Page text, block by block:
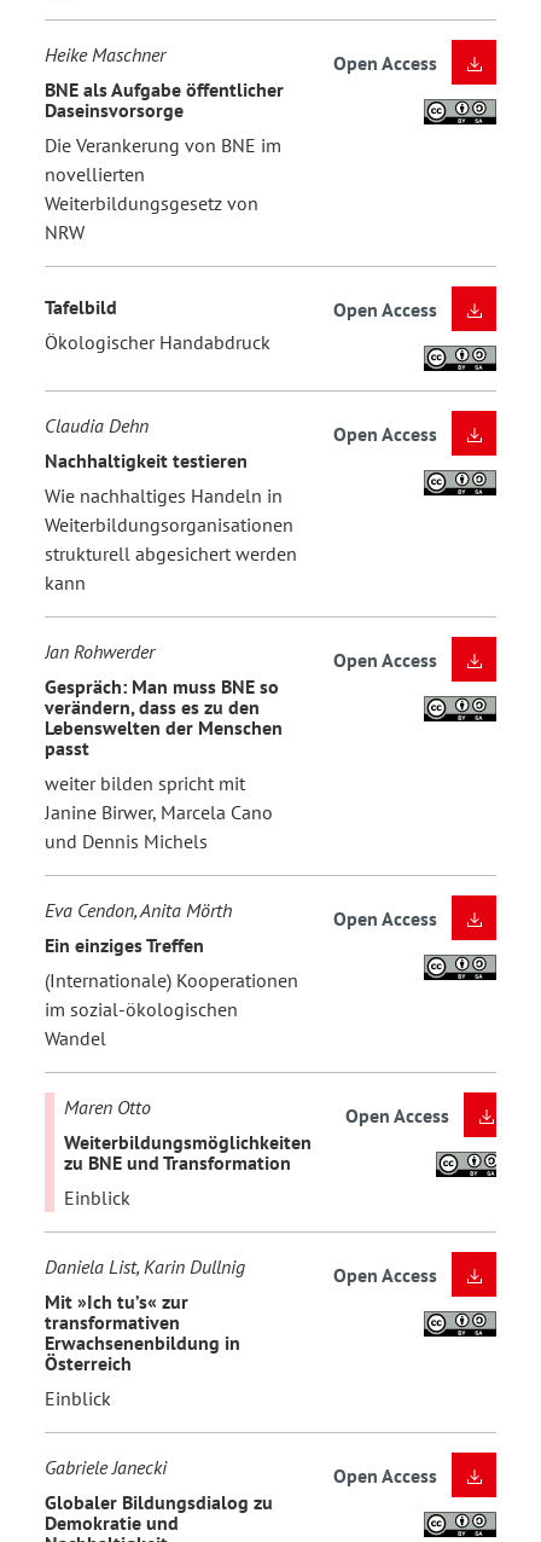
Heike Maschner
BNE als Aufgabe öffentlicher
Daseinsvorsorge
Die Verankerung von BNE im
novellierten
Weiterbildungsgesetz von
NRW
Open Access
Tafelbild
Ökologischer Handabdruck
Open Access
Claudia Dehn
Nachhaltigkeit testieren
Wie nachhaltiges Handeln in
Weiterbildungsorganisationen
strukturell abgesichert werden
kann
Open Access
Jan Rohwerder
Gespräch: Man muss BNE so
verändern, dass es zu den
Lebenswelten der Menschen
passt
weiter bilden spricht mit
Janine Birwer, Marcela Cano
und Dennis Michels
Open Access
Eva Cendon, Anita Mörth
Ein einziges Treffen
(Internationale) Kooperationen
im sozial-ökologischen
Wandel
Open Access
Maren Otto
Weiterbildungsmöglichkeiten
zu BNE und Transformation
Einblick
Open Access
Daniela List, Karin Dullnig
Mit »Ich tu’s« zur
transformativen
Erwachsenenbildung in
Österreich
Einblick
Open Access
Gabriele Janecki
Globaler Bildungsdialog zu
Demokratie und
Open Access